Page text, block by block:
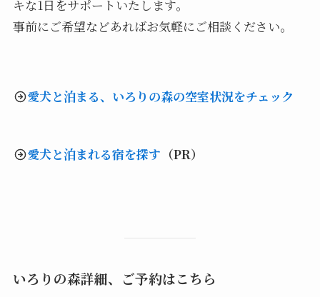
キな1日をサポートいたします。
事前にご希望などあればお気軽にご相談ください。
愛犬と泊まる、いろりの森の空室状況をチェック
愛犬と泊まれる宿を探す （PR）
いろりの森詳細、ご予約はこちら